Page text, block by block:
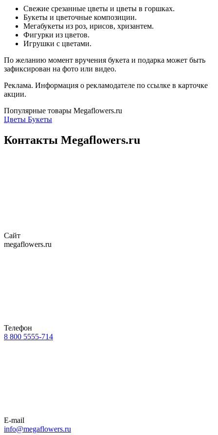
Свежие срезанные цветы и цветы в горшках.
Букеты и цветочные композиции.
Мегабукеты из роз, ирисов, хризантем.
Фигурки из цветов.
Игрушки с цветами.
По желанию момент вручения букета и подарка может быть
зафиксирован на фото или видео.
Реклама. Информация о рекламодателе по ссылке в карточке
акции.
Популярные товары Megaflowers.ru
Цветы Букеты
Контакты Megaflowers.ru
Сайт
megaflowers.ru
Телефон
8 800 5555-714
E-mail
info@megaflowers.ru